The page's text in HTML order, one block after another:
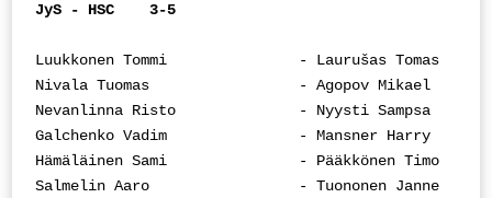
JyS - HSC    3-5
Luukkonen Tommi               - Laurušas Tomas
Nivala Tuomas                 - Agopov Mikael
Nevanlinna Risto              - Nyysti Sampsa
Galchenko Vadim               - Mansner Harry
Hämäläinen Sami               - Pääkkönen Timo
Salmelin Aaro                 - Tuononen Janne